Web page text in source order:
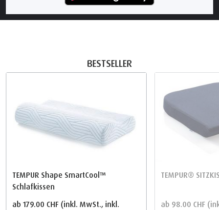
BESTSELLER
TEMPUR Shape SmartCool™
Schlafkissen
ab 179.00 CHF (inkl. MwSt., inkl.
TEMPUR®
ab 98.00 CHF